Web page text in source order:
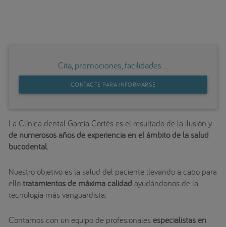
Cita, promociones, facilidades...
CONTACTE PARA INFORMARSE
La Clínica dental García Cortés es el resultado de la ilusión y
de numerosos años de experiencia en el ámbito de la salud
bucodental.
Nuestro objetivo es la salud del paciente llevando a cabo para
ellotratamientos de máxima calidad ayudándonos de la
tecnología más vanguardista.
Contamos con un equipo de profesionalesespecialistas en